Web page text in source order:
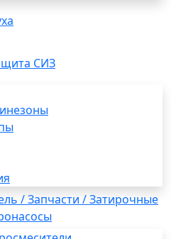
СИЗ
/ Запчасти / Затирочные